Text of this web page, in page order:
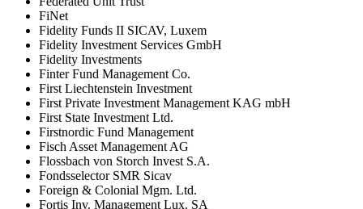
FiNet
Fidelity Funds II SICAV, Luxem
Fidelity Investment Services GmbH
Fidelity Investments
Finter Fund Management Co.
First Liechtenstein Investment
First Private Investment Management KAG mbH
First State Investment Ltd.
Firstnordic Fund Management
Fisch Asset Management AG
Flossbach von Storch Invest S.A.
Fondsselector SMR Sicav
Foreign & Colonial Mgm. Ltd.
Fortis Inv. Management Lux. SA